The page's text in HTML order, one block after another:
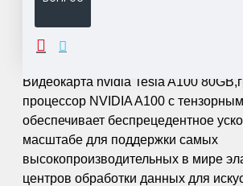
ОПИСАНИЕ
Видеокарта nvidia Tesla A100 80GB,г
процессор NVIDIA A100 с
обеспечивает беспрецедентное
масштабе для поддержки самых
высокопроизводительных в мире
центров обработки данных для